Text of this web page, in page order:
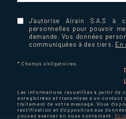
J'autorise Airain S.A.S à
personnelles pour pouvoir
demande. Vos données
communiquées à des tiers. En
* Champs obligatoires
Les informations recueillies à partir de
enregistrées et transmises à un contact
traitement de votre message. Vous
rectification et d'opposition aux
pouvez exercer en nous contactant.
En